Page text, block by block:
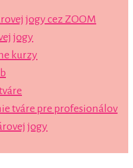
jogy cez ZOOM
jogy
kurzy
tváre pre profesionálov
jogy